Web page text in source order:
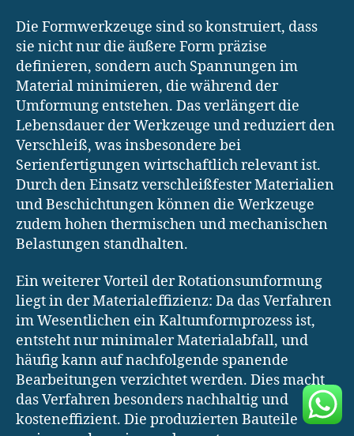
Die Formwerkzeuge sind so konstruiert, dass
sie nicht nur die äußere Form präzise
definieren, sondern auch Spannungen im
Material minimieren, die während der
Umformung entstehen. Das verlängert die
Lebensdauer der Werkzeuge und reduziert den
Verschleiß, was insbesondere bei
Serienfertigungen wirtschaftlich relevant ist.
Durch den Einsatz verschleißfester Materialien
und Beschichtungen können die Werkzeuge
zudem hohen thermischen und mechanischen
Belastungen standhalten.
Ein weiterer Vorteil der Rotationsumformung
liegt in der Materialeffizienz: Da das Verfahren
im Wesentlichen ein Kaltumformprozess ist,
entsteht nur minimaler Materialabfall, und
häufig kann auf nachfolgende spanende
Bearbeitungen verzichtet werden. Dies macht
das Verfahren besonders nachhaltig und
kosteneffizient. Die produzierten Bauteile